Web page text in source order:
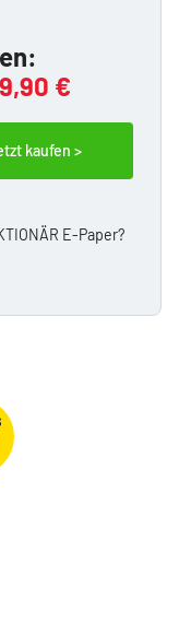
€
kaufen >
E-Paper?